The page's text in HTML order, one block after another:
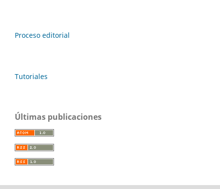
Proceso editorial
Tutoriales
Últimas publicaciones